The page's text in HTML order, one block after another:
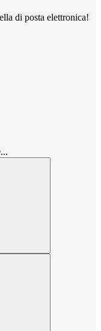
di posta elettronica!